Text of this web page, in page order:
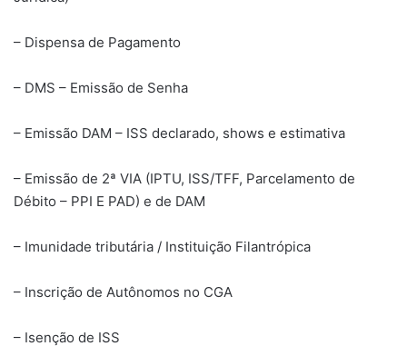
– Dispensa de Pagamento
– DMS – Emissão de Senha
– Emissão DAM – ISS declarado, shows e estimativa
– Emissão de 2ª VIA (IPTU, ISS/TFF, Parcelamento de
Débito – PPI E PAD) e de DAM
– Imunidade tributária / Instituição Filantrópica
– Inscrição de Autônomos no CGA
– Isenção de ISS